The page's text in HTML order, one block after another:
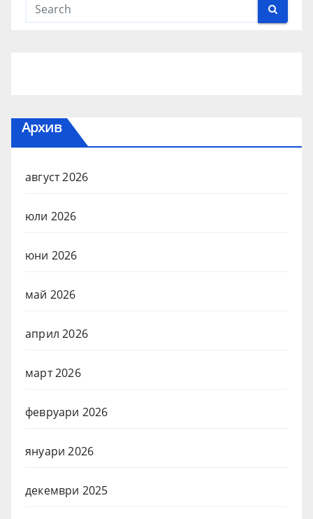
Архив
август 2026
юли 2026
юни 2026
май 2026
април 2026
март 2026
февруари 2026
януари 2026
декември 2025